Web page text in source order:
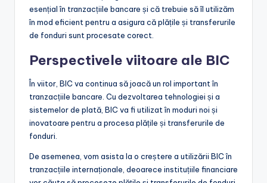
esențial în tranzacțiile bancare și că trebuie să îl utilizăm
în mod eficient pentru a asigura că plățile și transferurile
de fonduri sunt procesate corect.
Perspectivele viitoare ale BIC
În viitor, BIC va continua să joacă un rol important în
tranzacțiile bancare. Cu dezvoltarea tehnologiei și a
sistemelor de plată, BIC va fi utilizat în moduri noi și
inovatoare pentru a procesa plățile și transferurile de
fonduri.
De asemenea, vom asista la o creștere a utilizării BIC în
tranzacțiile internaționale, deoarece instituțiile financiare